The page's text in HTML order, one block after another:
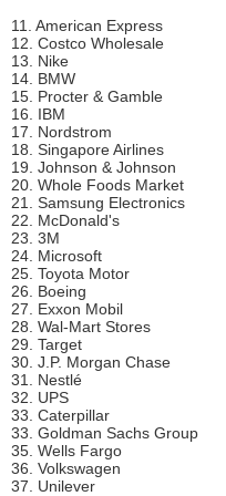
11. American Express
12. Costco Wholesale
13. Nike
14. BMW
15. Procter & Gamble
16. IBM
17. Nordstrom
18. Singapore Airlines
19. Johnson & Johnson
20. Whole Foods Market
21. Samsung Electronics
22. McDonald's
23. 3M
24. Microsoft
25. Toyota Motor
26. Boeing
27. Exxon Mobil
28. Wal-Mart Stores
29. Target
30. J.P. Morgan Chase
31. Nestlé
32. UPS
33. Caterpillar
33. Goldman Sachs Group
35. Wells Fargo
36. Volkswagen
37. Unilever